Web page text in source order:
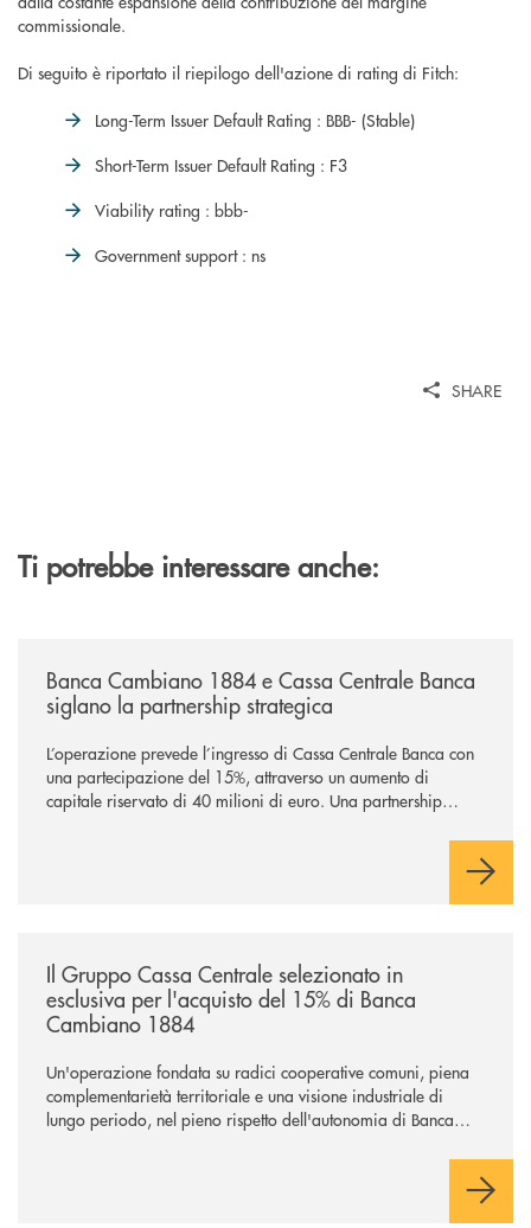
commissionale.
Di seguito è riportato il riepilogo dell'azione di rating di Fitch:
Long-Term Issuer Default Rating : BBB- (Stable)
Short-Term Issuer Default Rating : F3
Viability rating : bbb-
Government support : ns
SHARE
Ti potrebbe interessare anche:
Banca Cambiano 1884 e Cassa Centrale Banca
siglano la partnership strategica
L’operazione prevede l’ingresso di Cassa Centrale Banca con
una partecipazione del 15%, attraverso un aumento di
capitale riservato di 40 milioni di euro. Una partnership
comuni e sulla prossimità ai territori, per ampliare l’offerta e
Il Gruppo Cassa Centrale selezionato in
esclusiva per l'acquisto del 15% di Banca
Cambiano 1884
Un'operazione fondata su radici cooperative comuni, piena
complementarietà territoriale e una visione industriale di
lungo periodo, nel pieno rispetto dell'autonomia di Banca
negoziazione esclusiva per la finalizzazione dell’operazione.